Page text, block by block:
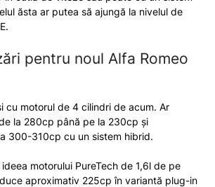
ăsta ar putea să ajungă la nivelul de
pentru noul Alfa Romeo
cu motorul de 4 cilindri de acum. Ar
la 280cp până pe la 230cp și
300-310cp cu un sistem hibrid.
motorului PureTech de 1,6l de pe
aproximativ 225cp în variantă plug-in